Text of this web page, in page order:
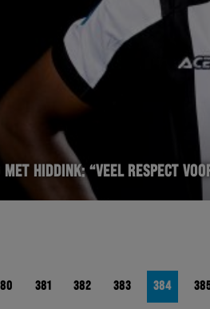
HIDDINK: “VEEL RESPECT
381 382 383 384